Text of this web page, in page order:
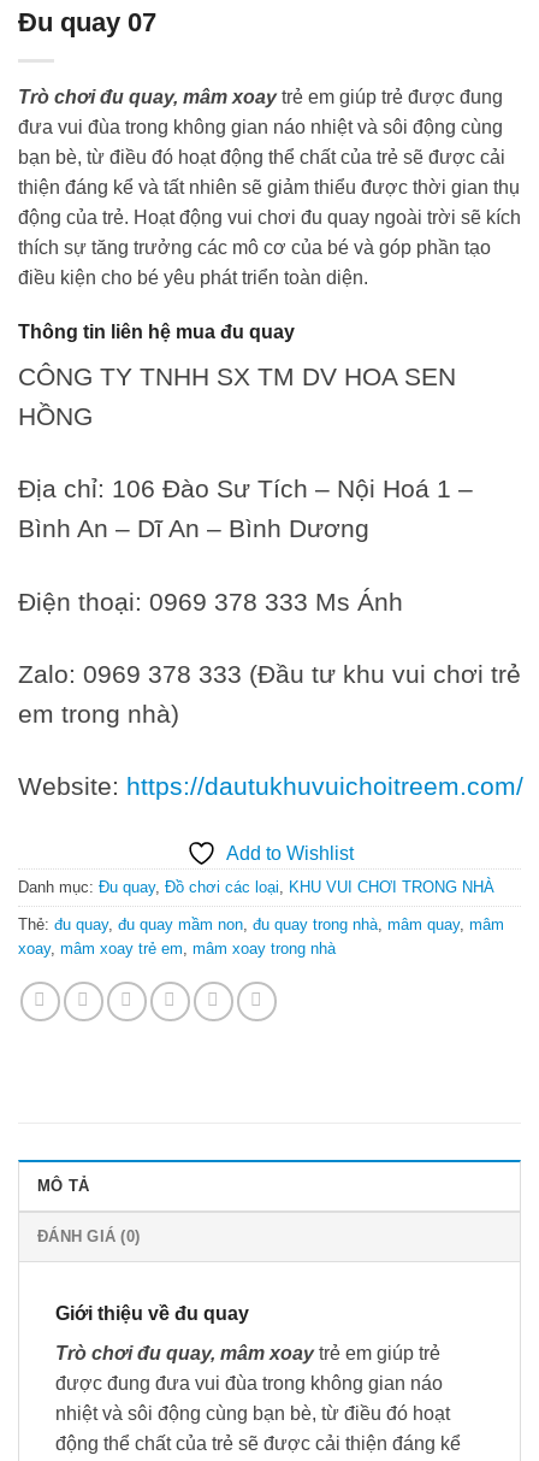
Đu quay 07
Trò chơi đu quay, mâm xoaytrẻ em giúp trẻ được đung
đưa vui đùa trong không gian náo nhiệt và sôi động cùng
bạn bè, từ điều đó hoạt động thể chất của trẻ sẽ được cải
thiện đáng kể và tất nhiên sẽ giảm thiểu được thời gian thụ
động của trẻ. Hoạt động vui chơi đu quay ngoài trời sẽ kích
thích sự tăng trưởng các mô cơ của bé và góp phần tạo
điều kiện cho bé yêu phát triển toàn diện.
Thông tin liên hệ mua đu quay
CÔNG TY TNHH SX TM DV HOA SEN
HỒNG
Địa chỉ: 106 Đào Sư Tích – Nội Hoá 1 –
Bình An – Dĩ An – Bình Dương
Điện thoại: 0969 378 333 Ms Ánh
Zalo: 0969 378 333 (Đầu tư khu vui chơi trẻ
em trong nhà)
Website: https://dautukhuvuichoitreem.com/
Add to Wishlist
Danh mục: Đu quay, Đồ chơi các loại KHU VUI CHƠI TRONG NHÀ
Thẻ: đu quay, đu quay mầm non đu quay trong nhà mâm quay, mâm
xoay, mâm xoay trẻ em mâm xoay trong nhà
MÔ TẢ
ĐÁNH GIÁ (0)
Giới thiệu về đu quay
Trò chơi đu quay, mâm xoaytrẻ em giúp trẻ
được đung đưa vui đùa trong không gian náo
nhiệt và sôi động cùng bạn bè, từ điều đó hoạt
động thể chất của trẻ sẽ được cải thiện đáng kể